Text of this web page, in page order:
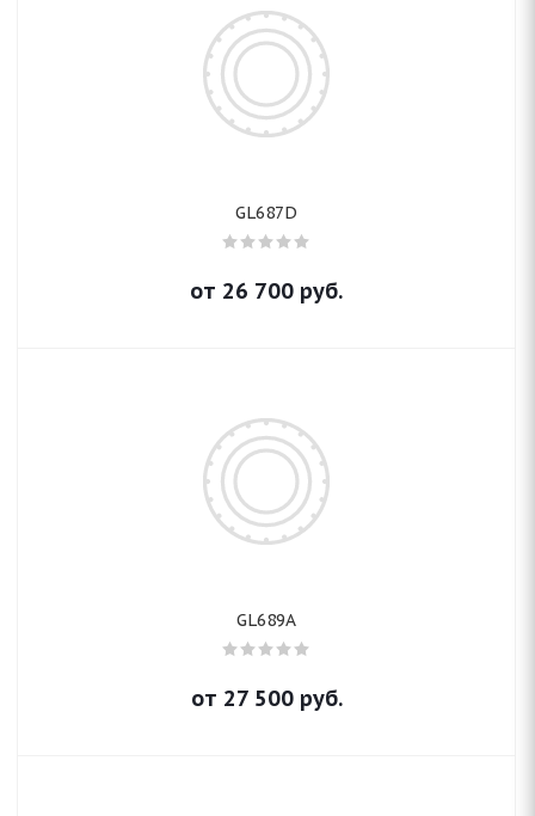
GL687D
от 26 700 руб.
GL689A
от 27 500руб.